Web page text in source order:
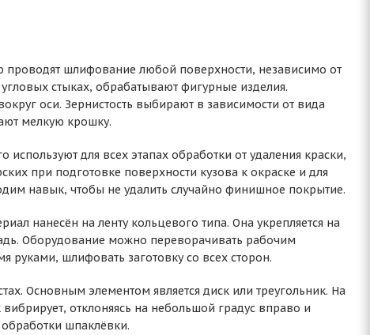
шлифование любой поверхности, независимо от
стыках, обрабатывают фигурные изделия.
оси. Зернистость выбирают в зависимости от вида
мелкую крошку.
для всех этапах обработки от удаления краски,
при подготовке поверхности кузова к окраске и для
навык, чтобы не удалить случайно финишное покрытие.
нанесён на ленту кольцевого типа. Она укрепляется на
Оборудование можно переворачивать рабочим
руками, шлифовать заготовку со всех сторон.
Основным элементом является диск или треугольник. На
отклоняясь на небольшой градус вправо и
шпаклёвки.